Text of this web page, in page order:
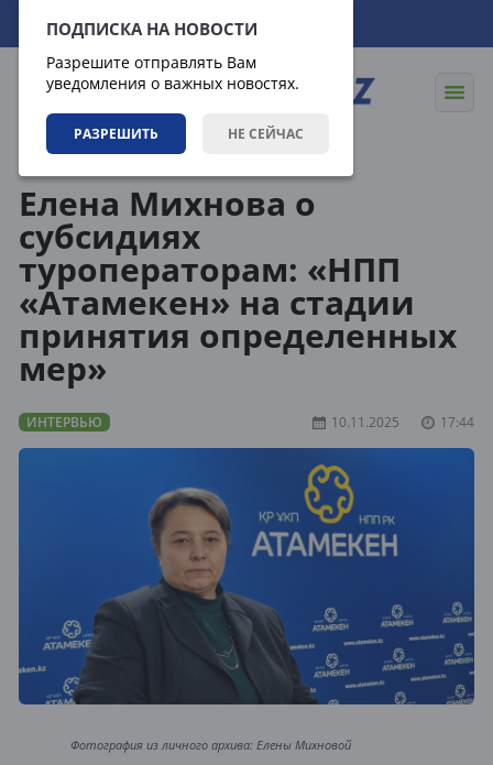
ПОДПИСКА НА НОВОСТИ
Разрешите отправлять Вам
уведомления о важных новостях.
РАЗРЕШИТЬ НЕ СЕЙЧАС
07.08.2026 20:59:45
Елена Михнова о
субсидиях
туроператорам: «НПП
«Атамекен» на стадии
принятия определенных
мер»
ИНТЕРВЬЮ 10.11.2025 17:44
Фотография из личного архива: Елены Михновой